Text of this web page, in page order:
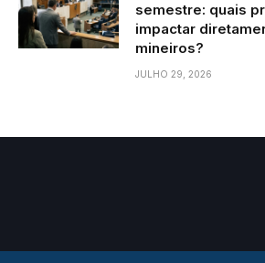
semestre: quais
impactar
mineiros?
JULHO 29, 2026